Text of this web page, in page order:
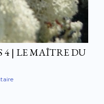
4 | LE MAÎTRE DU